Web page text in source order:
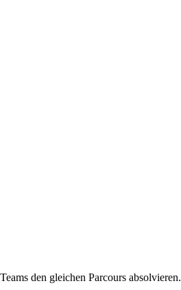
den gleichen Parcours absolvieren.